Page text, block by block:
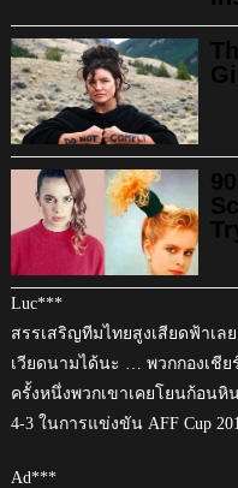
Luc***
สรรเสริญทีมไทยสูงเสียดฟ้าเ
เวียดนามได้นะ … พวกกองเชีย
ครั้งหนึ่งพวกเขาเคยโยนก้อน
4-3 ในการแข่งขัน AFF Cup
Ad***